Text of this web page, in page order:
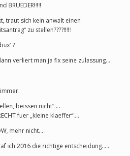
BRUEDER!!!!!
traut sich kein anwalt einen
zu stellen????!!!!!
?
verliert man ja fix seine zulassung….
beissen nicht“….
fuer „kleine klaeffer“….
mehr nicht….
ich 2016 die richtige entscheidung…..